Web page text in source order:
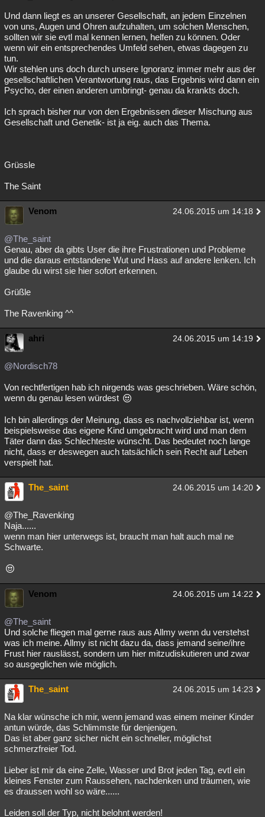
Und dann liegt es an unserer Gesellschaft, an jedem Einzelnen
von uns, Augen und Ohren aufzuhalten, um solchen Menschen,
sollten wir sie evtl mal kennen lernen, helfen zu können. Oder
wenn wir ein entsprechendes Umfeld sehen, etwas dagegen zu
tun.
Wir stehlen uns doch durch unsere Ignoranz immer mehr aus der
gesellschaftlichen Verantwortung raus, das Ergebnis wird dann ein
Psycho, der einen anderen umbringt- genau da krankts doch.
Ich sprach bisher nur von den Ergebnissen dieser Mischung aus
Gesellschaft und Genetik- ist ja eig. auch das Thema.
Grüssle
The Saint
Venom 24.06.2015 um 14:18
@The_saint
Genau, aber da gibts User die ihre Frustrationen und Probleme
und die daraus entstandene Wut und Hass auf andere lenken. Ich
glaube du wirst sie hier sofort erkennen.
Grüßle
The Ravenking ^^
ahri 24.06.2015 um 14:19
@Nordisch78
Von rechtfertigen hab ich nirgends was geschrieben. Wäre schön,
wenn du genau lesen würdest
Ich bin allerdings der Meinung, dass es nachvollziehbar ist, wenn
beispielsweise das eigene Kind umgebracht wird und man dem
Täter dann das Schlechteste wünscht. Das bedeutet noch lange
nicht, dass er deswegen auch tatsächlich sein Recht auf Leben
verspielt hat.
The_saint 24.06.2015 um 14:20
@The_Ravenking
Naja......
wenn man hier unterwegs ist, braucht man halt auch mal ne
Schwarte.
Venom 24.06.2015 um 14:22
@The_saint
Und solche fliegen mal gerne raus aus Allmy wenn du verstehst
was ich meine. Allmy ist nicht dazu da, dass jemand seine/ihre
Frust hier rauslässt, sondern um hier mitzudiskutieren und zwar
so ausgeglichen wie möglich.
The_saint 24.06.2015 um 14:23
Na klar wünsche ich mir, wenn jemand was einem meiner Kinder
antun würde, das Schlimmste für denjenigen.
Das ist aber ganz sicher nicht ein schneller, möglichst
schmerzfreier Tod.
Lieber ist mir da eine Zelle, Wasser und Brot jeden Tag, evtl ein
kleines Fenster zum Raussehen, nachdenken und träumen, wie
es draussen wohl so wäre......
Leiden soll der Typ, nicht belohnt werden!